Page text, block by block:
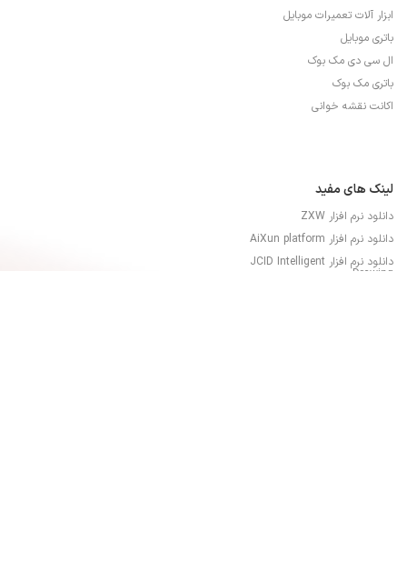
ابزار آلات تعمیرات موبایل
باتری موبایل
ال سی دی مک بوک
باتری مک بوک
اکانت نقشه خوانی
لینک های مفید
دانلود نرم افزار ZXW
دانلود نرم افزار AiXun platform
دانلود نرم افزار JCID Intelligent
Drawing